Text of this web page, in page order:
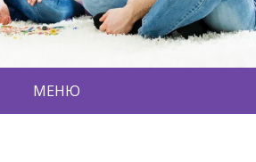
МЕНЮ